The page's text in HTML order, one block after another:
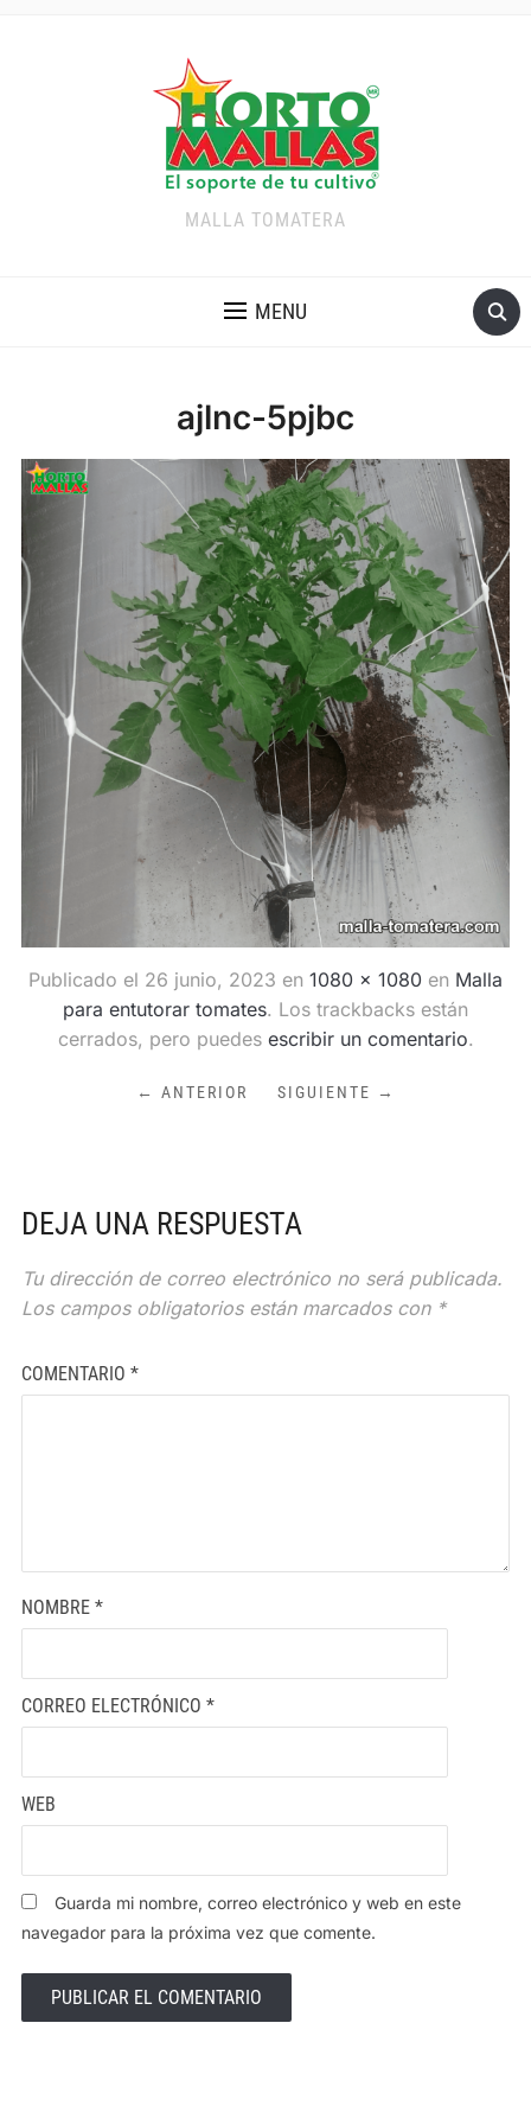
MALLA TOMATERA
MENU
ajlnc-5pjbc
Publicado el 26 junio, 2023 en 1080 × 1080 en Malla
para entutorar tomates. Los trackbacks están
cerrados, pero puedes escribir un comentario.
← ANTERIOR SIGUIENTE →
DEJA UNA RESPUESTA
Tu dirección de correo electrónico no será publicada.
Los campos obligatorios están marcados con *
COMENTARIO *
NOMBRE *
CORREO ELECTRÓNICO *
WEB
Guarda mi nombre, correo electrónico y web en este
navegador para la próxima vez que comente.